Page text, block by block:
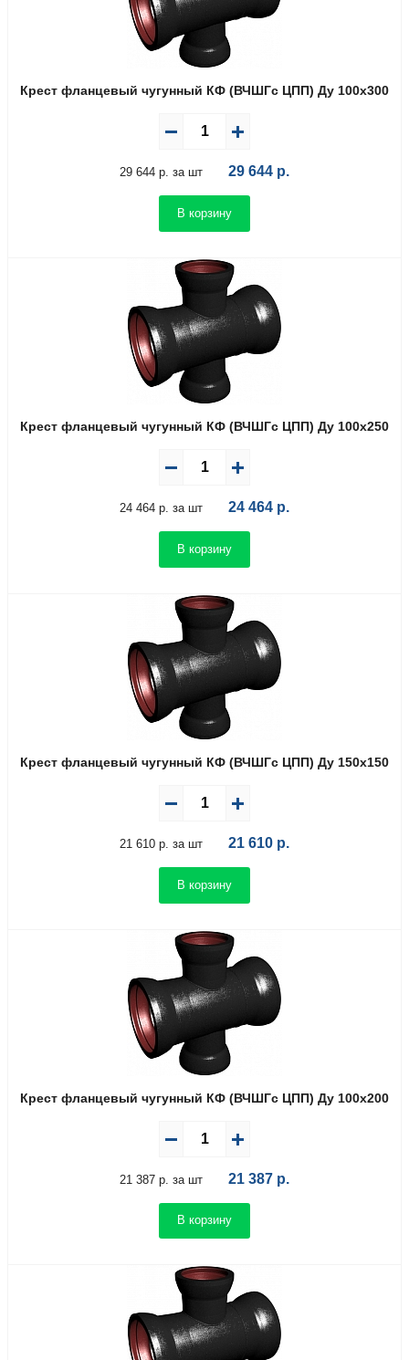
Крест фланцевый чугунный КФ (ВЧШГс ЦПП) Ду 100х300
29 644 р. за шт 29 644 р.
В корзину
Крест фланцевый чугунный КФ (ВЧШГс ЦПП) Ду 100х250
24 464 р. за шт 24 464 р.
В корзину
Крест фланцевый чугунный КФ (ВЧШГс ЦПП) Ду 150х150
21 610 р. за шт 21 610 р.
В корзину
Крест фланцевый чугунный КФ (ВЧШГс ЦПП) Ду 100х200
21 387 р. за шт 21 387 р.
В корзину